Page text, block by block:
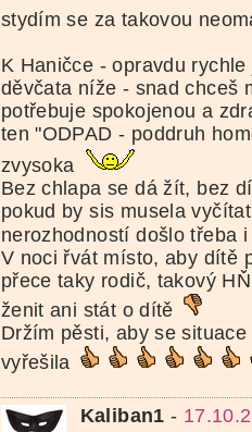
stydím se za takovou
K Haničce - opravdu
děvčata níže - snad chceš
potřebuje spokojenou a
ten "ODPAD - poddruh
zvysoka
Bez chlapa se dá žít, bez
pokud by sis musela
nerozhodností došlo třeba
V noci řvát místo, aby dítě
přece taky rodič, takový
ženit ani stát o dítě
Držím pěsti, aby se
vyřešila
Kaliban1 -